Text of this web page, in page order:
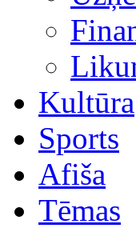
Kultūra
Sports
Afiša
Tēmas